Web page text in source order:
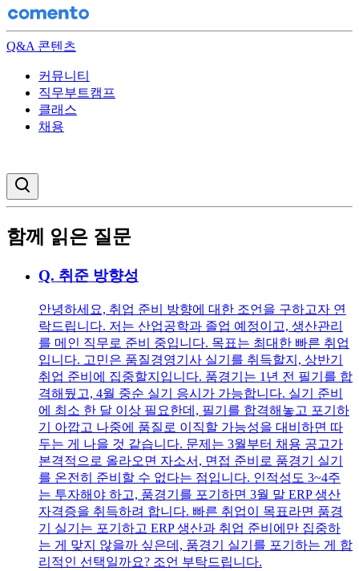
Q&A 콘텐츠
커뮤니티
직무부트캠프
클래스
채용
함께 읽은 질문
Q. 취준 방향성
안녕하세요, 취업 준비 방향에 대한 조언을 구하고자 연
락드립니다. 저는 산업공학과 졸업 예정이고, 생산관리
를 메인 직무로 준비 중입니다. 목표는 최대한 빠른 취업
입니다. 고민은 품질경영기사 실기를 취득할지, 상반기
취업 준비에 집중할지입니다. 품경기는 1년 전 필기를 합
격해뒀고, 4월 중순 실기 응시가 가능합니다. 실기 준비
에 최소 한 달 이상 필요한데, 필기를 합격해놓고 포기하
기 아깝고 나중에 품질로 이직할 가능성을 대비하면 따
두는 게 나을 것 같습니다. 문제는 3월부터 채용 공고가
본격적으로 올라오면 자소서, 면접 준비로 품경기 실기
를 온전히 준비할 수 없다는 점입니다. 인적성도 3~4주
는 투자해야 하고, 품경기를 포기하면 3월 말 ERP 생산
자격증을 취득하려 합니다. 빠른 취업이 목표라면 품경
기 실기는 포기하고 ERP 생산과 취업 준비에만 집중하
는 게 맞지 않을까 싶은데, 품경기 실기를 포기하는 게 합
리적인 선택일까요? 조언 부탁드립니다.